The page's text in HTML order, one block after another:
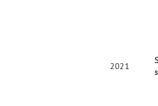
2021